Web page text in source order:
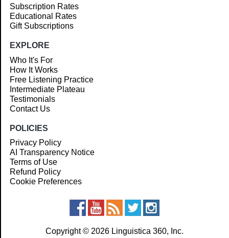
Subscription Rates
Educational Rates
Gift Subscriptions
EXPLORE
Who It's For
How It Works
Free Listening Practice
Intermediate Plateau
Testimonials
Contact Us
POLICIES
Privacy Policy
AI Transparency Notice
Terms of Use
Refund Policy
Cookie Preferences
Copyright © 2026 Linguistica 360, Inc.